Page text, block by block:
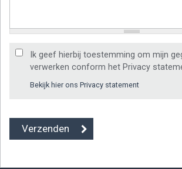
Ik geef hierbij toestemming om mijn
verwerken conform het Privacy
Bekijk hier ons Privacy statement